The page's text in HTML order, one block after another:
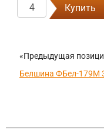
Купить
«Предыдущая
Белшина ФБел-179М